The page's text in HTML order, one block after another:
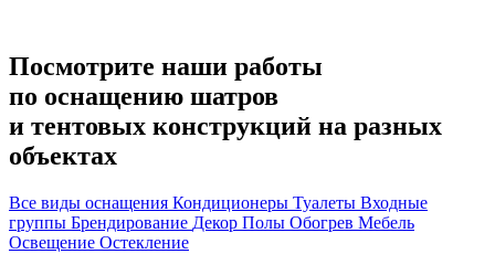
Посмотрите наши работы
по оснащению шатров
и тентовых конструкций на разных
объектах
Все виды оснащения Кондиционеры Туалеты Входные
группы Брендирование Декор Полы Обогрев Мебель
Освещение Остекление